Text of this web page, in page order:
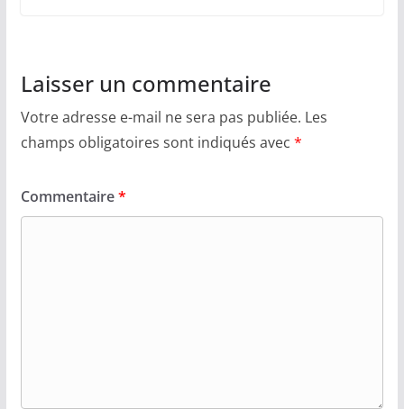
Laisser un commentaire
Votre adresse e-mail ne sera pas publiée. Les
champs obligatoires sont indiqués avec *
Commentaire*